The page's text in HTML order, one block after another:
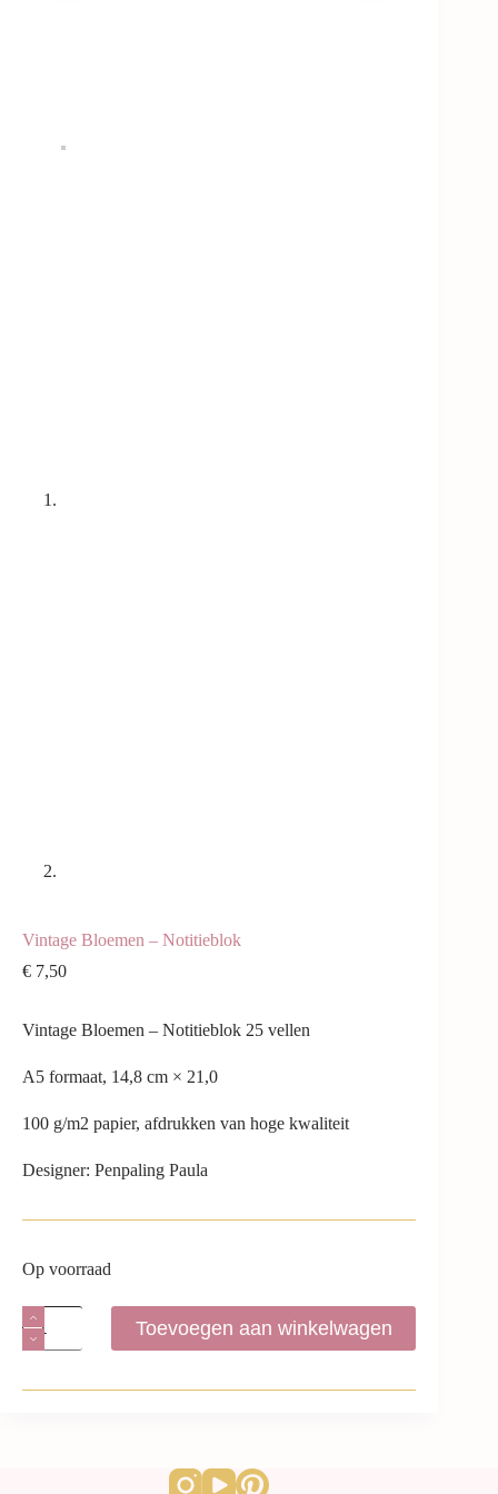
Vintage Bloemen – Notitieblok
€ 7,50
Vintage Bloemen – Notitieblok 25 vellen
A5 formaat, 14,8 cm × 21,0
100 g/m2 papier, afdrukken van hoge kwaliteit
Designer: Penpaling Paula
Op voorraad
Toevoegen aan winkelwagen